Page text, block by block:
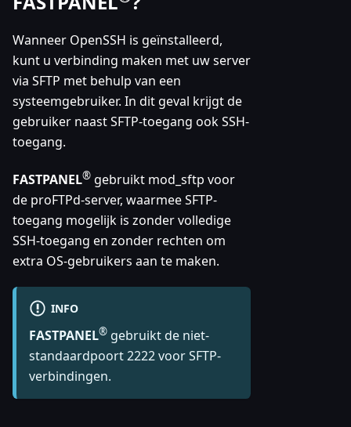
Wanneer OpenSSH is geïnstalleerd,
kunt u verbinding maken met uw server
via SFTP met behulp van een
systeemgebruiker. In dit geval krijgt de
gebruiker naast SFTP-toegang ook SSH-
toegang.
FASTPANEL® gebruikt mod_sftp voor
de proFTPd-server, waarmee SFTP-
toegang mogelijk is zonder volledige
SSH-toegang en zonder rechten om
extra OS-gebruikers aan te maken.
INFO
FASTPANEL® gebruikt de niet-
standaardpoort 2222 voor SFTP-
verbindingen.